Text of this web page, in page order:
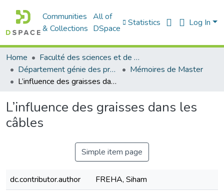
Communities
& Collections
All of
DSpace
Statistics Log In
Home
Faculté des sciences et de la technologie
Département génie des procédés
Mémoires de Master
L’influence des graisses dans les câbles
L’influence des graisses dans les
câbles
Simple item page
dc.contributor.author
FREHA, Siham